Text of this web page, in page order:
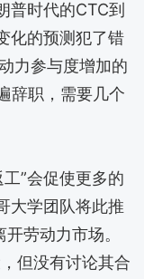
普时代的CTC到
化的预测犯了错
力参与度增加的
辞职，需要几个
”会促使更多的
学团队将此推
劳动力市场。
但没有讨论其合